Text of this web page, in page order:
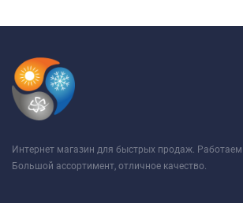
Интернет магазин для быстрых продаж. Работаем
Большой ассортимент, отличное качество.